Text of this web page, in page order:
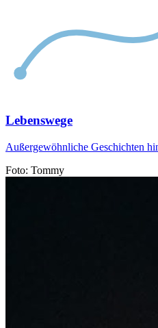
Lebenswege
Außergewöhnliche Geschichten
Foto: Tommy